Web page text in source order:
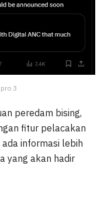
3
peredam bising,
fitur pelacakan
informasi lebih
yang akan hadir